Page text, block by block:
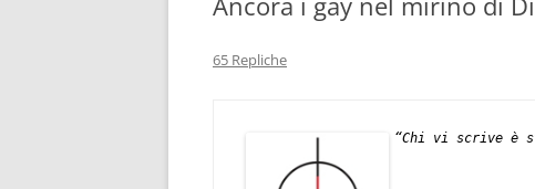
65 Repliche
“Chi vi scrive è